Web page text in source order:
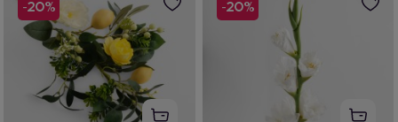
-20% -20%